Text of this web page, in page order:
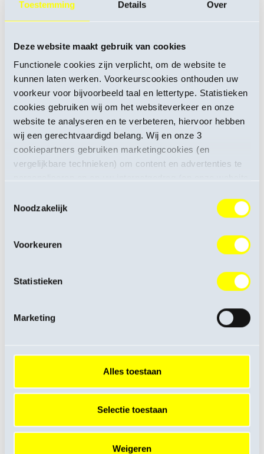
Toestemming Details Over
Deze website maakt gebruik van cookies
Functionele cookies zijn verplicht, om de website te
kunnen laten werken. Voorkeurscookies onthouden uw
voorkeur voor bijvoorbeeld taal en lettertype. Statistieken
cookies gebruiken wij om het websiteverkeer en onze
website te analyseren en te verbeteren, hiervoor hebben
wij een gerechtvaardigd belang. Wij en onze 3
cookiepartners gebruiken marketingcookies (en
vergelijkbare technieken) om content en advertenties te
cookies altijd weer intrekken. Voor meer informatie over
de verwerking van uw persoonsgegevens kunt u de
raadplegen. Voor informatie over
cookies en het aanpassen van uw keuze op onze
Noodzakelijk
Voorkeuren
Statistieken
Marketing
Alles toestaan
Selectie toestaan
Weigeren